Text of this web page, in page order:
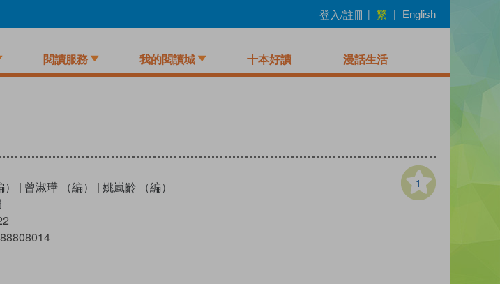
登入/註冊 | 繁 | English
閱讀服務 我的閱讀城 十本好讀 漫話生活
1
| 曾淑璍 （編） | 姚嵐齡 （編）